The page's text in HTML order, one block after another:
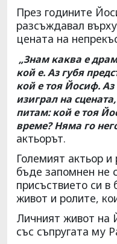
През годините
разсъждавал
цената на
„Знам каква е
кой е. Аз губя
кой е тоя Йосиф.
изиграл на
питам: кой е тоя
време? Няма го
актьорът.
Големият актьор
бъде запомнен не
присъствието си в
живот и ролите,
Личният живот на
със съпругата му